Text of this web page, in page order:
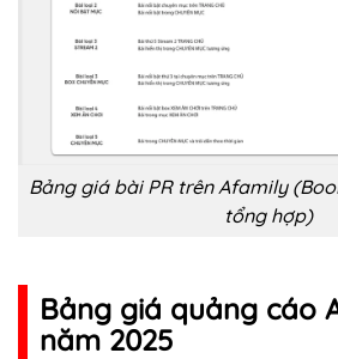
Bảng giá bài PR trên Afamily
tổng hợp)
Bảng giá quảng cáo
năm 2025